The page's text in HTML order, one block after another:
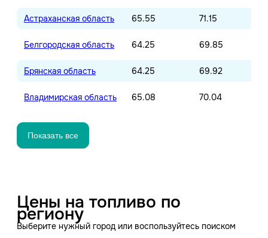
Астраханская область 65.55 71.15
Белгородская область 64.25 69.85
Брянская область 64.25 69.92
Владимирская область 65.08 70.04
Показать все
Цены на топливо по
региону
Выберите нужный город или воспользуйтесь поиском